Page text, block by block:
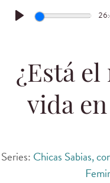
Play
¿Está
vida
Series: Chicas Sabias,